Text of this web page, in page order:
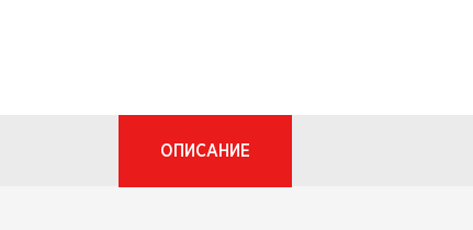
ОПИСАНИЕ